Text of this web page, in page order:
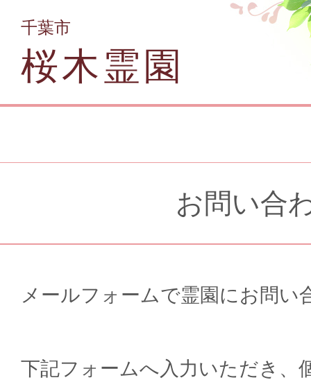
千葉市
桜木霊園
お問い合
メールフォームで霊園にお問い
下記フォームへ入力いただき、